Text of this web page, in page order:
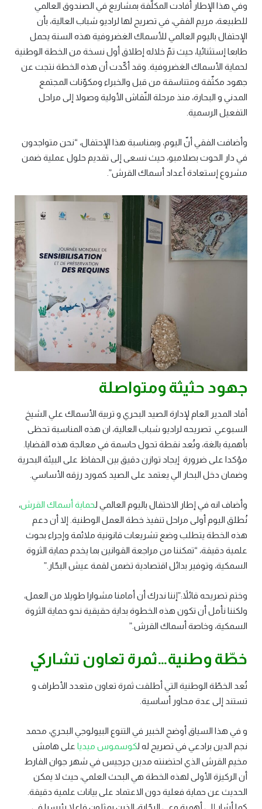
وفي هذا الإطار أفادت المكلّفة بمشاريع في الصندوق العالمي
للطبيعة، مريم الفقي، في تصريح لها لراديو شباب العالية، بأن
الإحتفال باليوم العالمي للأسماك الغضروفية هذه السنة يحمل
طابعا إستثنائيا، حيث تمّ خلاله إطلاق أول نسخة من الخطة الوطنية
لحماية الأسماك الغضروفية. وقد أكّدت أن هذه الخطة نتجت عن
جهود مكثّفة ومتناسقة من قبل والخبراء ومكوّنات المجتمع
المدني و البحارة، منذ مرحلة النّقاش الأولية وصولا إلى مراحل
التفعيل الرسمية.
وأضافت الفقي أنّ اليوم، وبمناسبة هذا الإحتفال، “نحن متواجدون
في دار الحوت بصلامبو، حيث نسعى إلى تقديم حلول عملية ضمن
مشروع إستعادة أعداد أسماك القرش”.
جهود حثيثة ومتواصلة
أفاد المدير العام لإدارة الصيد البحري و تربية الأسماك علي الشيخ
السبوعي تصريحه لراديو شباب العالية، ان هذه المناسبة تحظى
بأهمية بالغة، وتُعد نقطة تحول حاسمة في معالجة هذه القضايا.
مؤكدا على ضرورة إيجاد توازن دقيق بين الحفاظ على البيئة البحرية
وضمان دخل البحار الي يعتمد على الصيد كمورد رزقه الأساسي.
وأضاف انه في إطار الاحتفال باليوم العالمي لحماية أسماك القرش،
نُطلق اليوم أولى مراحل تنفيذ خطة العمل الوطنية. إلا أن دعم
هذه الخطة يتطلب وضع تشريعات قانونية ملائمة وإجراء بحوث
علمية دقيقة، “تمكننا من مراجعة القوانين بما يخدم حماية الثروة
السمكية، وتوفير بدائل اقتصادية تضمن لقمة عيش البحّار.”
وختم تصريحه قائلاً:”إننا ندرك أن أمامنا مشوارا طويلا من العمل،
ولكننا نأمل أن تكون هذه الخطوة بداية حقيقية نحو حماية الثروة
السمكية، وخاصة أسماك القرش.”
خطّة وطنية…ثمرة تعاون تشاركي
تُعد الخطّة الوطنية التي أطلقت ثمرة تعاون متعدد الأطراف و
تستند إلى عدة محاور أساسية.
و في هذا السياق أوضح الخبير في التنوع البيولوجي البحري، محمد
نجم الدين برادعي في تصريح له لكوسموس ميديا على هامش
مخيم القرش الذي احتضنته مدين جرجيس في شهر جوان الفارط
أن الركيزة الأولى لهذه الخطة هي البحث العلمي، حيث لا يمكن
الحديث عن حماية فعلية دون الاعتماد على بيانات علمية دقيقة.
كما أشار إلى أهمية وعي البحّارة، الذين يمثلون فاعلا رئيسيا في